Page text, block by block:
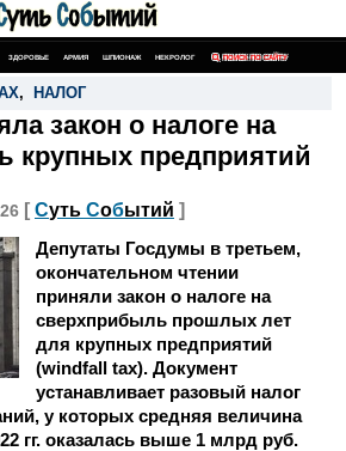
ЗДОРОВЬЕ АРМИЯ ШПИОНАЖ НЕКРОЛОГ ПОИСК ПО САЙТУ
, НАЛОГ
закон о налоге на
крупных предприятий
[ Суть Событий ]
Депутаты Госдумы в третьем,
окончательном чтении
приняли закон о налоге на
сверхприбыль прошлых лет
для крупных предприятий
(windfall tax). Документ
устанавливает разовый налог
у которых средняя величина
гг. оказалась выше 1 млрд руб.